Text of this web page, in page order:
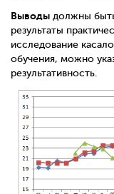
Выводы должны
результаты
исследование
обучения, можно
результативность.